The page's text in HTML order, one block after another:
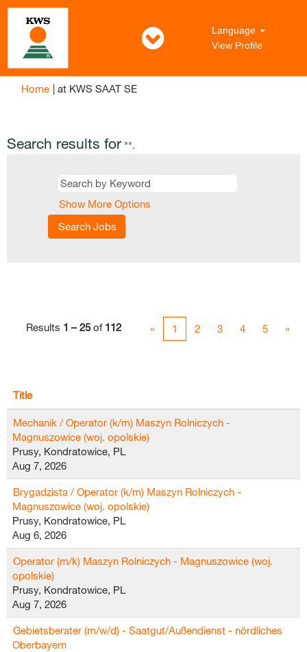
Language
View Profile
Home | at KWS SAAT SE(current
Search results for "".
Show More Options
Results 1 – 25of 112 « 1 2 3 4 5 »
Title
Mechanik / Operator (k/m) Maszyn Rolniczych -
Magnuszowice (woj. opolskie)
Prusy, Kondratowice, PL
Aug 7, 2026
Brygadzista / Operator (k/m) Maszyn Rolniczych -
Magnuszowice (woj. opolskie)
Prusy, Kondratowice, PL
Aug 6, 2026
Operator (m/k) Maszyn Rolniczych - Magnuszowice (woj.
opolskie)
Prusy, Kondratowice, PL
Aug 7, 2026
Gebietsberater (m/w/d) - Saatgut/Außendienst - nördliches
Oberbayern